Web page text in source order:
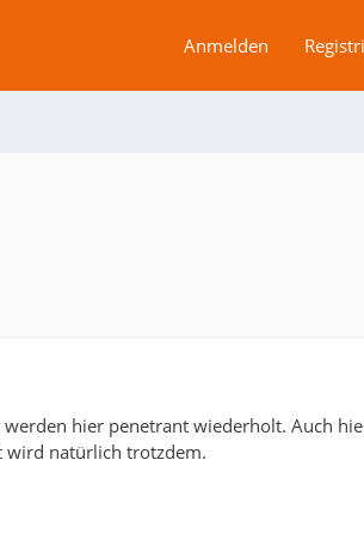
Anmelden
hier penetrant wiederholt. Auch
wird natürlich trotzdem.